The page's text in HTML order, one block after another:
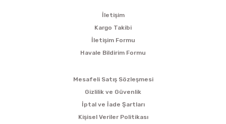
İletişim
Kargo Takibi
İletişim Formu
Havale Bildirim Formu
Mesafeli Satış Sözleşmesi
Gizlilik ve Güvenlik
İptal ve İade Şartları
Kişisel Veriler Politikası